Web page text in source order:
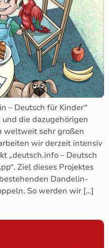
– Deutsch für Kinder“
die dazugehörigen
weltweit sehr großen
wir derzeit intensiv
„deutsch.info – Deutsch
Ziel dieses Projektes
Dandelin-
So werden wir […]